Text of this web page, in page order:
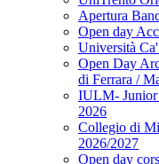
Apertura
Open day
Università
Open Day
di Ferrara /
IULM- Junior
2026
Collegio di
2026/2027
Open day